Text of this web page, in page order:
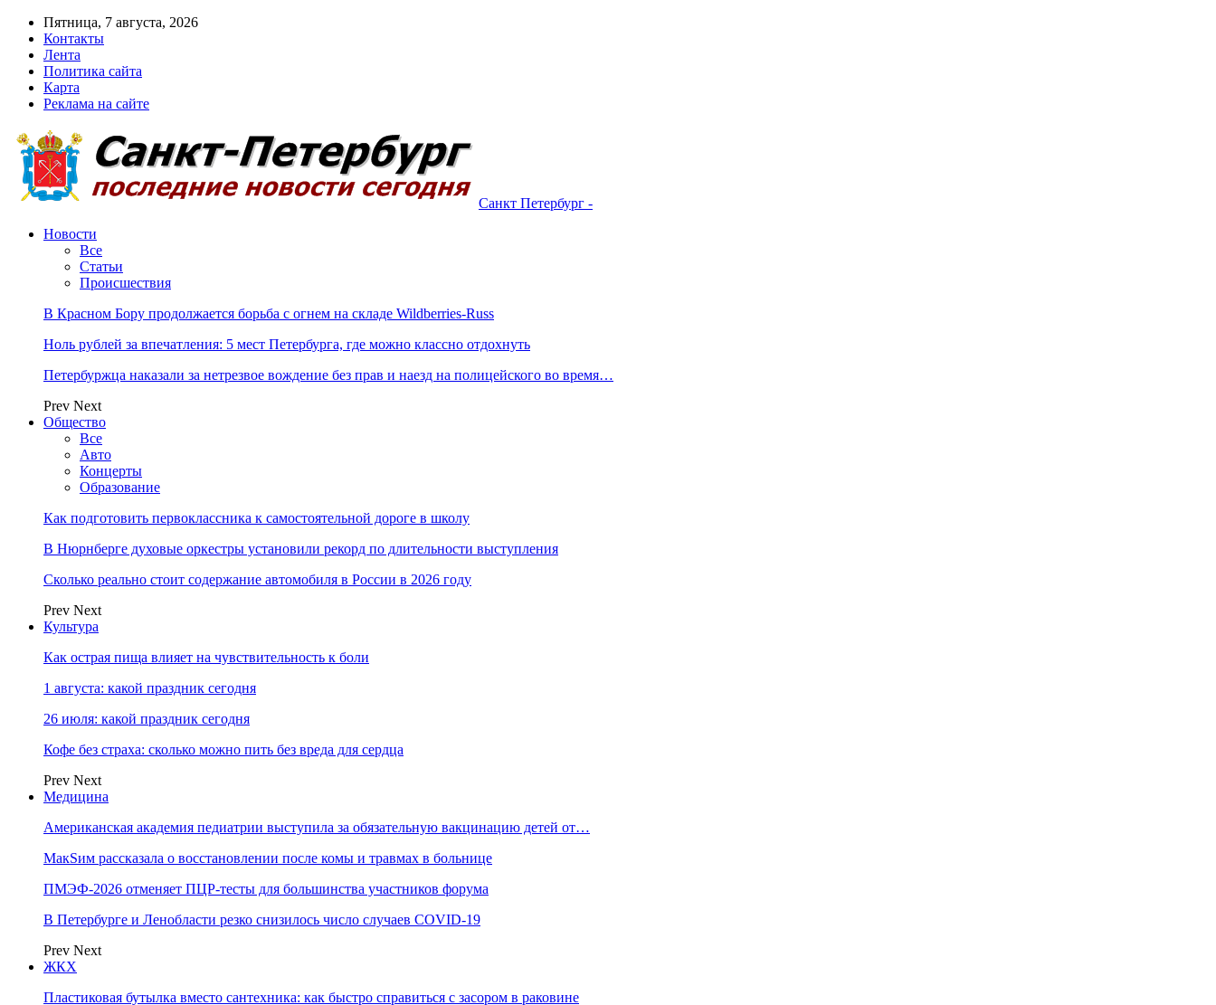
Пятница, 7 августа, 2026
Контакты
Лента
Политика сайта
Карта
Реклама на сайте
Санкт Петербург -
Новости
Все
Статьи
Происшествия
В Красном Бору продолжается борьба с огнем на складе Wildberries-Russ
Ноль рублей за впечатления: 5 мест Петербурга, где можно классно отдохнуть
Петербуржца наказали за нетрезвое вождение без прав и наезд на полицейского во время…
Prev Next
Общество
Все
Авто
Концерты
Образование
Как подготовить первоклассника к самостоятельной дороге в школу
В Нюрнберге духовые оркестры установили рекорд по длительности выступления
Сколько реально стоит содержание автомобиля в России в 2026 году
Prev Next
Культура
Как острая пища влияет на чувствительность к боли
1 августа: какой праздник сегодня
26 июля: какой праздник сегодня
Кофе без страха: сколько можно пить без вреда для сердца
Prev Next
Медицина
Американская академия педиатрии выступила за обязательную вакцинацию детей от…
МакSим рассказала о восстановлении после комы и травмах в больнице
ПМЭФ-2026 отменяет ПЦР-тесты для большинства участников форума
В Петербурге и Ленобласти резко снизилось число случаев COVID-19
Prev Next
ЖКХ
Пластиковая бутылка вместо сантехника: как быстро справиться с засором в раковине